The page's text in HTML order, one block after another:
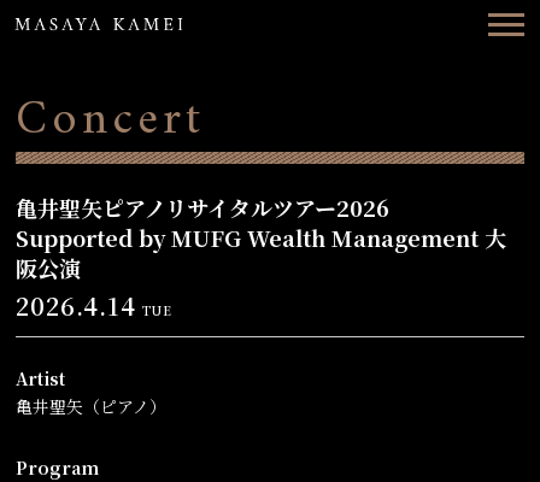
Concerts
Videos
Concert
亀井聖矢ピアノリサイタルツアー2026
Supported by MUFG Wealth Management 大
阪公演
2026.4.14 TUE
Artist
亀井聖矢（ピアノ）
Program